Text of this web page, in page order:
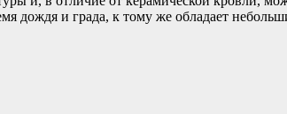
и града, к тому же обладает